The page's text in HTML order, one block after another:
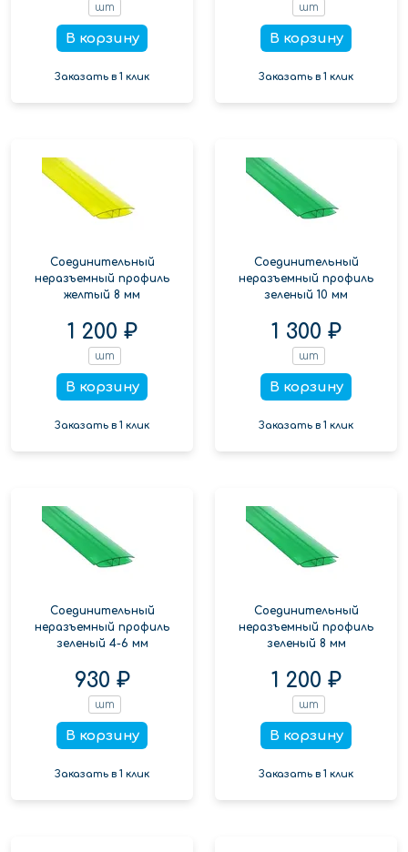
шт
В корзину
Заказать в 1 клик
шт
В корзину
Заказать в 1 клик
Соединительный
неразъемный профиль
желтый 8 мм
1 200 ₽
шт
В корзину
Заказать в 1 клик
Соединительный
неразъемный профиль
зеленый 10 мм
1 300 ₽
шт
В корзину
Заказать в 1 клик
Соединительный
неразъемный профиль
зеленый 4-6 мм
930 ₽
шт
В корзину
Заказать в 1 клик
Соединительный
неразъемный профиль
зеленый 8 мм
1 200 ₽
шт
В корзину
Заказать в 1 клик